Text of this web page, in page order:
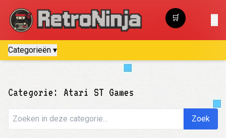
Categorieën ▾
🛒
Winkelwagen
Categorie: Atari ST Games
Zoek